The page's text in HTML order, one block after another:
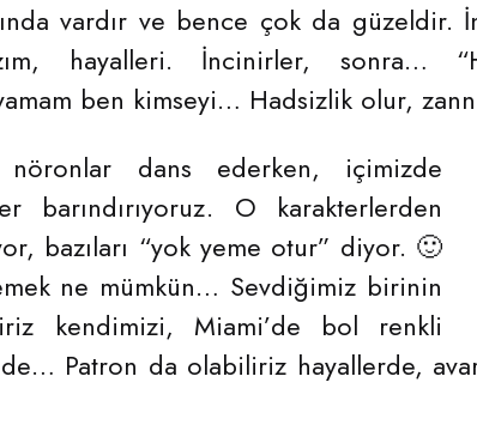
vardır ve bence çok da güzeldir.
hayalleri. İncinirler, sonra…
ben kimseyi… Hadsizlik olur,
dans ederken, içimizde
barındırıyoruz. O karakterlerden
bazıları “yok yeme otur” diyor. 🙂
ne mümkün… Sevdiğimiz birinin
kendimizi, Miami’de bol renkli
Patron da olabiliriz hayallerde,